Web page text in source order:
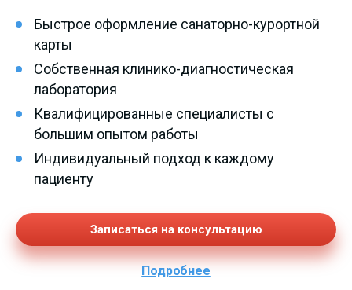
Быстрое оформление санаторно-курортной
карты
Собственная клинико-диагностическая
лаборатория
Квалифицированные специалисты с
большим опытом работы
Индивидуальный подход к каждому
пациенту
Записаться на консультацию
Подробнее